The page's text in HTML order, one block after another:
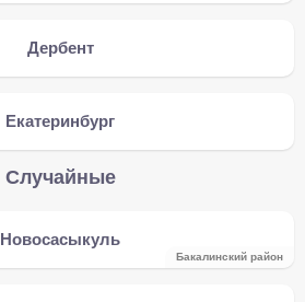
Дербент
Екатеринбург
Случайные
Новосасыкуль
Бакалинский район